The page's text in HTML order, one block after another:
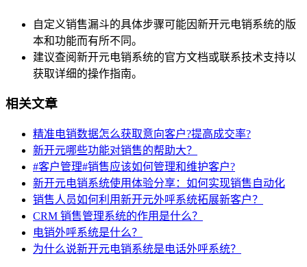
自定义销售漏斗的具体步骤可能因新开元电销系统的版
本和功能而有所不同。
建议查阅新开元电销系统的官方文档或联系技术支持以
获取详细的操作指南。
相关文章
精准电销数据怎么获取意向客户?提高成交率?
新开元哪些功能对销售的帮助大？
#客户管理#销售应该如何管理和维护客户?
新开元电销系统使用体验分享：如何实现销售自动化
销售人员如何利用新开元外呼系统拓展新客户？
CRM 销售管理系统的作用是什么？
电销外呼系统是什么？
为什么说新开元电销系统是电话外呼系统？